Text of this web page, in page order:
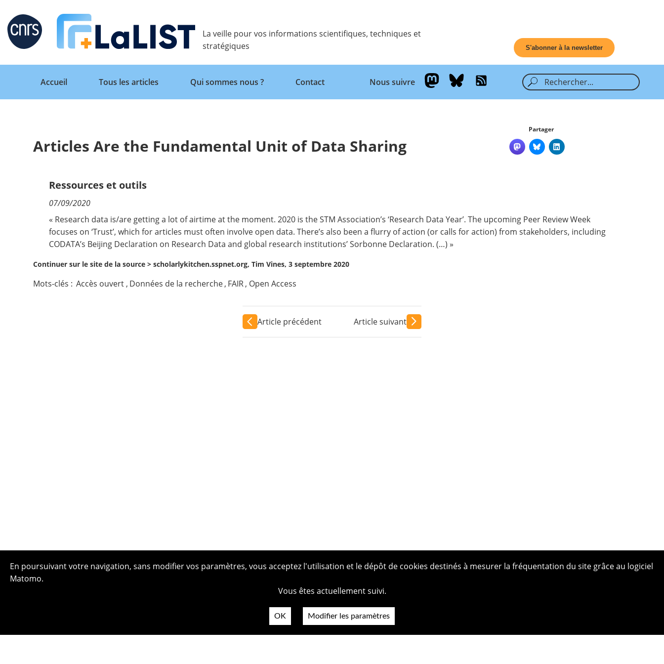
Retour
Accueil
Qui sommes nous ?
Nous suivre
La veille pour vos informations scientifiques, techniques et
stratégiques
S'abonner à la newsletter
Retour
Accueil
Tous les articles Qui sommes nous ? Contact Nous suivre
Articles Are the Fundamental Unit of Data Sharing
Partager
Ressources et outils
07/09/2020
« Research data is/are getting a lot of airtime at the moment. 2020 is the STM Association’s ‘Research Data Year’. The upcoming Peer Review Week
focuses on ‘Trust’, which for articles must often involve open data. There’s also been a flurry of action (or calls for action) from stakeholders, including
CODATA’s Beijing Declaration on Research Data and global research institutions’Sorbonne Declaration. (…) »
Continuer sur le site de la source >scholarlykitchen.sspnet.org, Tim Vines, 3 septembre 2020
Mots-clés : Accès ouvert , Données de la recherche, FAIR, Open Access
Article précédent Article suivant
En poursuivant votre navigation, sans modifier vos paramètres, vous acceptez l'utilisation et le dépôt de cookies destinés à mesurer la fréquentation du site grâce au logiciel
Matomo.
Vous êtes actuellement suivi.
OK Modifier les paramètres